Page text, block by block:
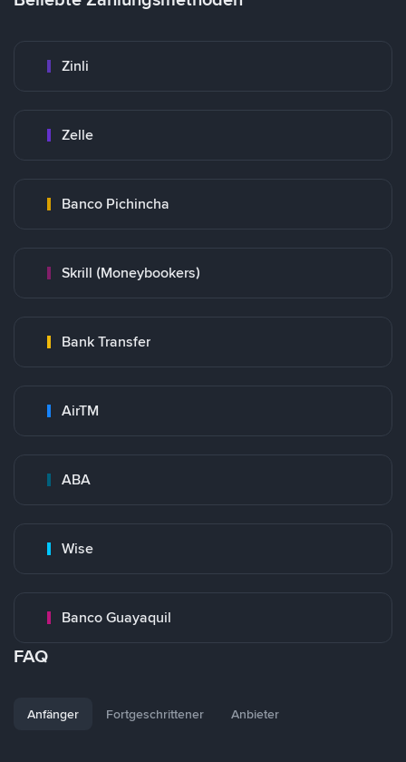
Zinli
Zelle
Banco Pichincha
Skrill (Moneybookers)
Bank Transfer
AirTM
ABA
Wise
Banco Guayaquil
FAQ
Anfänger Fortgeschrittener Anbieter